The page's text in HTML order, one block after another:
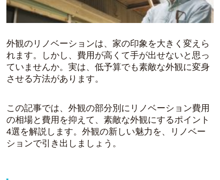
外観のリノベーションは、家の印象を大きく変えら
れます。しかし、費用が高くて手が出せないと思っ
ていませんか。実は、低予算でも素敵な外観に変身
させる方法があります。
この記事では、外観の部分別にリノベーション費用
の相場と費用を抑えて、素敵な外観にするポイント
4選を解説します。外観の新しい魅力を、リノベー
ションで引き出しましょう。